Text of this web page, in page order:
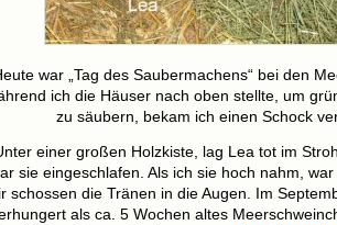
war „Tag des Saubermachens“ bei den
ich die Häuser nach oben stellte, um
zu säubern, bekam ich einen Schock
einer großen Holzkiste, lag Lea tot im
sie eingeschlafen. Als ich sie hoch nahm,
schossen die Tränen in die Augen. Im
als ca. 5 Wochen altes